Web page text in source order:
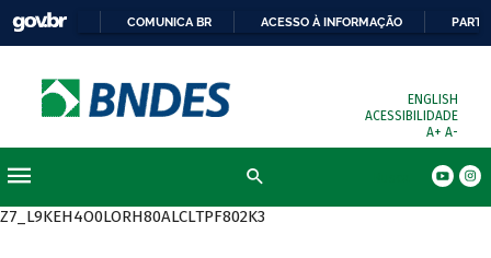
COMUNICA BR ACESSO À INFORMAÇÃO
ENGLISH
ACESSIBILIDADE
A+ A-
Z7_L9KEH4O0LORH80ALCLTPF802K3